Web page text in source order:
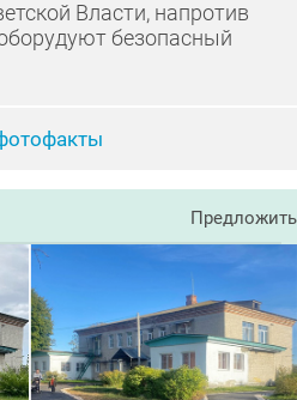
Власти, напротив
безопасный
Предложить